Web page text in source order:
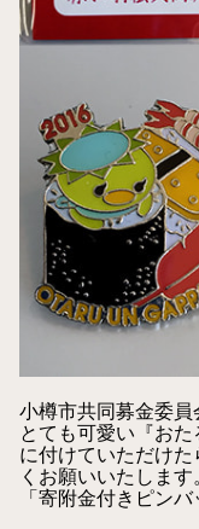
小樽市共同募金委員
とても可愛い『お
に付けていただけ
くお願いいたします
「寄附金付きピン